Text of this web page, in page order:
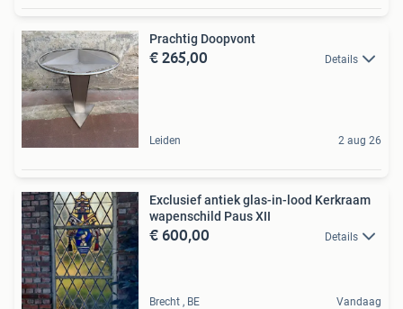
Prachtig Doopvont
€ 265,00 Details
Leiden 2 aug 26
Exclusief antiek glas-in-lood Kerkraam
wapenschild Paus XII
€ 600,00 Details
Brecht , BE Vandaag